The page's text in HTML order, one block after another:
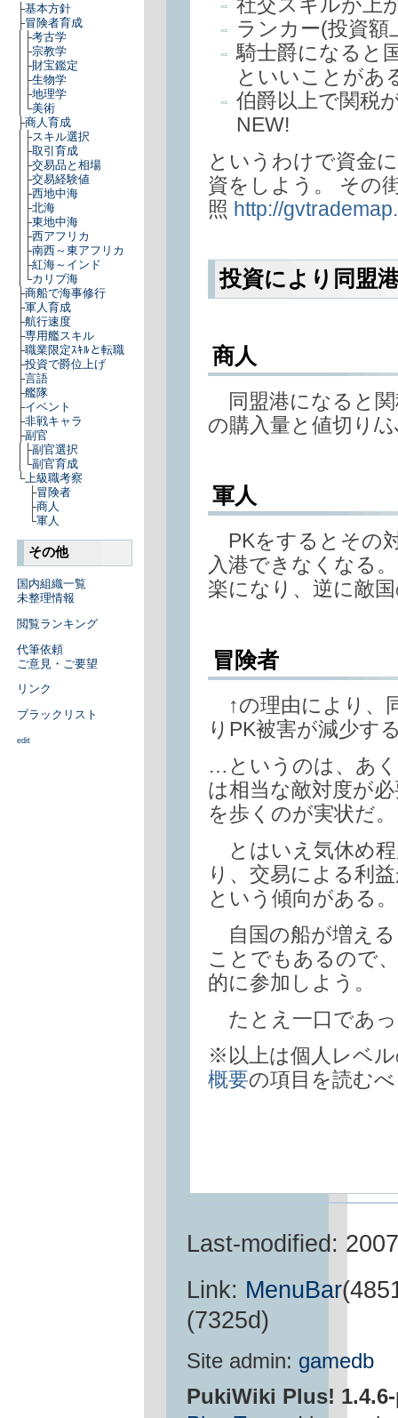
├基本方針
├冒険者育成
│├考古学
│├宗教学
│├財宝鑑定
│├生物学
│├地理学
│└美術
├商人育成
│├スキル選択
│├取引育成
│├交易品と相場
│├交易経験値
│├西地中海
│├北海
│├東地中海
│├西アフリカ
│├南西～東アフリカ
│├紅海～インド
│└カリブ海
├商船で海事修行
├軍人育成
├航行速度
├専用艦スキル
├職業限定ｽｷﾙと転職
├投資で爵位上げ
├言語
├艦隊
├イベント
├非戦キャラ
├副官
│├副官選択
│└副官育成
└上級職考察
├冒険者
├商人
└軍人
その他
国内組織一覧
未整理情報
閲覧ランキング
代筆依頼
ご意見・ご要望
リンク
ブラックリスト
edit
社交スキルが上
ランカー(投資
騎士爵になると
といいことがあ
伯爵以上で関税
NEW!
というわけで資金
資をしよう。 その
照 http://
投資により同盟
商人
同盟港になると関
の購入量と値切り/
軍人
PKをするとその
入港できなくなる
楽になり、逆に敵
冒険者
↑の理由により、
りPK被害が減少す
…というのは、あ
は相当な敵対度が
を歩くのが実状だ。
とはいえ気休め
り、交易による利
という傾向がある。
自国の船が増える
ことでもあるので
的に参加しよう。
たとえ一口であ
※以上は個人レベ
概要の項目を読む
Last-modified:
Link: MenuBar
(7325d)
Site admin: gamedb
PukiWiki Plus!